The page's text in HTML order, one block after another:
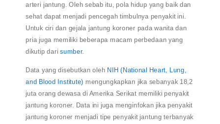
arteri jantung. Oleh sebab itu, pola hidup yang baik dan
sehat dapat menjadi pencegah timbulnya penyakit ini.
Untuk ciri dan gejala jantung koroner pada wanita dan
pria juga memiliki beberapa macam perbedaan yang
dikutip darisumber.
Data yang disebutkan oleh NIH (National Heart, Lung,
and Blood Institute) mengungkapkan jika sebanyak 18,2
juta orang dewasa di Amerika Serikat memiliki penyakit
jantung koroner. Data ini juga menginfokan jika penyakit
jantung koroner menjadi tipe penyakit jantung terbanyak